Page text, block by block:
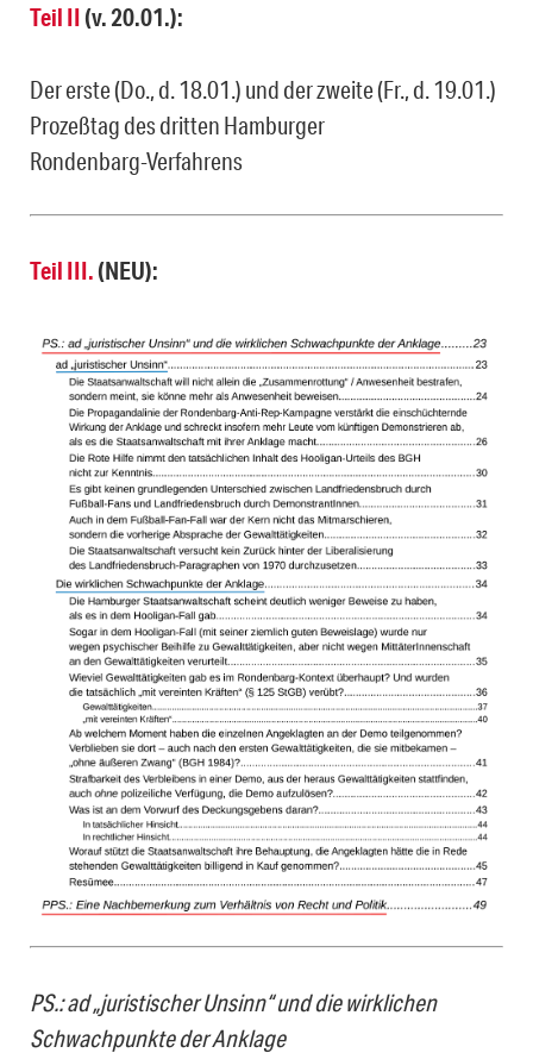
Teil II(v. 20.01.):
Der erste (Do., d. 18.01.) und der zweite (Fr., d. 19.01.)
Prozeßtag des dritten Hamburger
Rondenbarg-Verfahrens
Teil III.(NEU):
PS.: ad „juristischer Unsinn“ und die wirklichen
Schwachpunkte der Anklage